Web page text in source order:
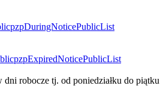
robocze tj. od poniedziałku do